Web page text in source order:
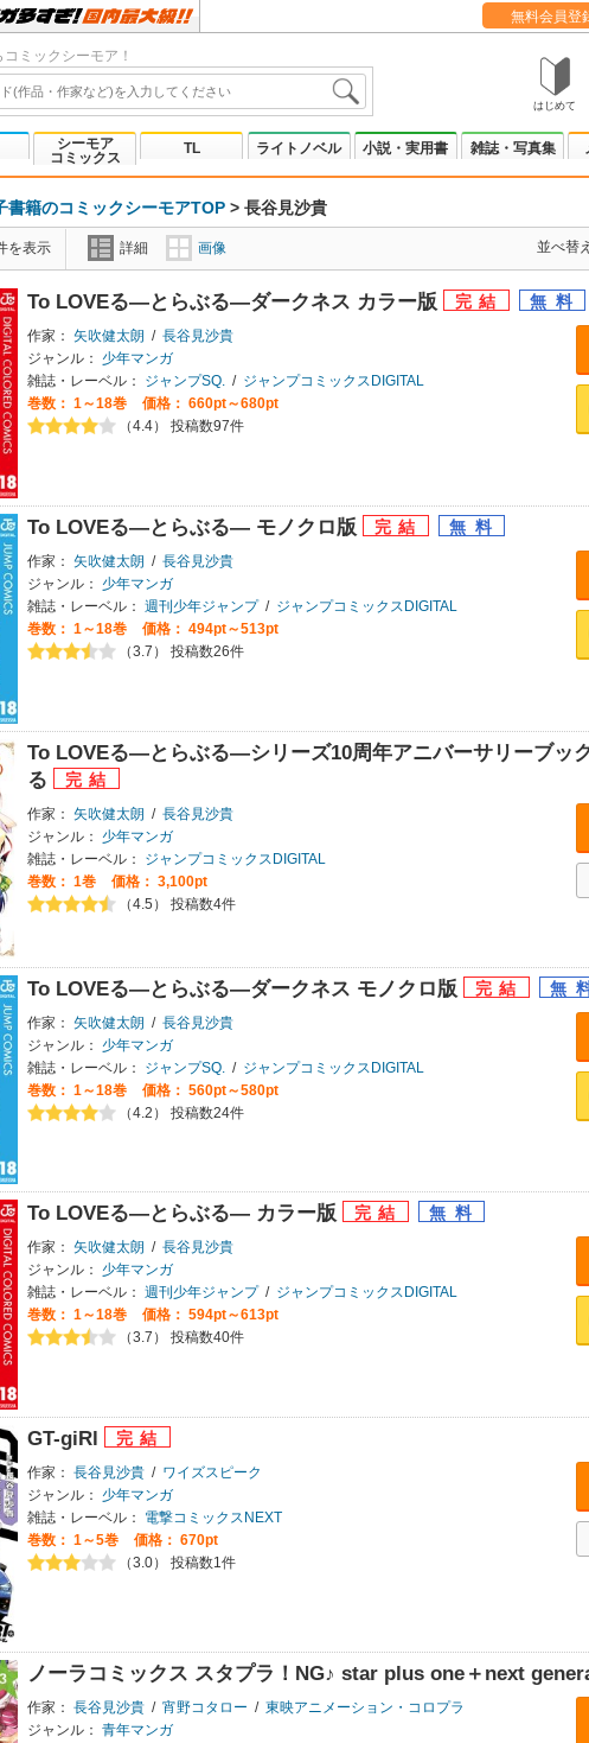
無料会員登
ミックシーモア！
はじめて
シーモア
コミックス
TL ライトノベル 小説・実用書 雑誌・写真集
書籍のコミックシーモアTOP > 長谷見沙貴
を表示 詳細 画像 並べ替
To LOVEる―とらぶる―ダークネス カラー版
作家： 矢吹健太朗 / 長谷見沙貴
ジャンル：
少年マンガ
雑誌・レーベル：
ジャンプSQ. / ジャンプコミックスDIGITAL
巻数： 1～18巻
価格： 660pt～680pt
（4.4） 投稿数97件
To LOVEる―とらぶる― モノクロ版
作家： 矢吹健太朗 / 長谷見沙貴
ジャンル：
少年マンガ
雑誌・レーベル： 週刊少年ジャンプ / ジャンプコミックスDIGITAL
巻数： 1～18巻
価格： 494pt～513pt
（3.7） 投稿数26件
To LOVEる―とらぶる―シリーズ10周年アニバーサリーブッ
る
作家： 矢吹健太朗 / 長谷見沙貴
ジャンル：
少年マンガ
雑誌・レーベル：
ジャンプコミックスDIGITAL
巻数： 1巻
価格： 3,100pt
（4.5） 投稿数4件
To LOVEる―とらぶる―ダークネス モノクロ版
作家： 矢吹健太朗 / 長谷見沙貴
ジャンル：
少年マンガ
雑誌・レーベル：
ジャンプSQ. / ジャンプコミックスDIGITAL
巻数： 1～18巻
価格： 560pt～580pt
（4.2） 投稿数24件
To LOVEる―とらぶる― カラー版
作家： 矢吹健太朗 / 長谷見沙貴
ジャンル：
少年マンガ
雑誌・レーベル： 週刊少年ジャンプ / ジャンプコミックスDIGITAL
巻数： 1～18巻
価格： 594pt～613pt
（3.7） 投稿数40件
GT-giRl
作家： 長谷見沙貴 / ワイズスピーク
ジャンル：
少年マンガ
雑誌・レーベル：
電撃コミックスNEXT
巻数： 1～5巻
価格： 670pt
（3.0） 投稿数1件
ノーラコミックス スタプラ！NG♪ star plus one＋next
作家： 長谷見沙貴 / 宵野コタロー / 東映アニメーション・コロプラ
ジャンル： 青年マンガ